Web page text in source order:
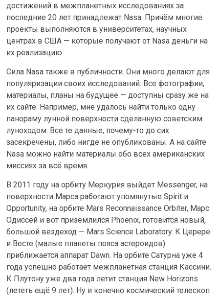
достижений в межпланетных исследованиях за
последние 20 лет принадлежат Nasa. Причём многие
проекты выполняются в университетах, научных
центрах в США — которые получают от Nasa деньги на
их реализацию.
Сила Nasa также в публичности. Они много делают для
популяризации своих исследований. Все фотографии,
материалы, планы на будущее — доступны сразу же на
их сайте. Например, мне удалось найти только одну
панораму лунной поверхности сделанную советским
луноходом. Все те данные, почему-то до сих
засекречены, либо нигде не опубликованы. А на сайте
Nasa можно найти материалы обо всех американских
миссиях за всё время.
В 2011 году на орбиту Меркурия выйдет Messenger, на
поверхности Марса работают упомянутые Spirit и
Opportunity, на орбите Mars Reconnaissance Orbiter, Марс
Одиссей и вот приземлился Phoenix, готовится новый,
большой вездеход — Mars Science Laboratory. К Церере
и Весте (малые планеты пояса астероидов)
приближается аппарат Dawn. На орбите Сатурна уже 4
года успешно работает межпланетная станция Кассини.
К Плутону уже два года летит станция New Horizons
(лететь ещё 9 лет). Ну и конечно космический телескоп